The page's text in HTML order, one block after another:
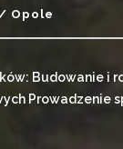
Opole
Budowanie i
Prowadzenie